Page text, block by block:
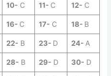
10- C 11- C 12- C
16- C 17- C 18- B
22- B 23- D 24- A
28- B 29- D 30- D